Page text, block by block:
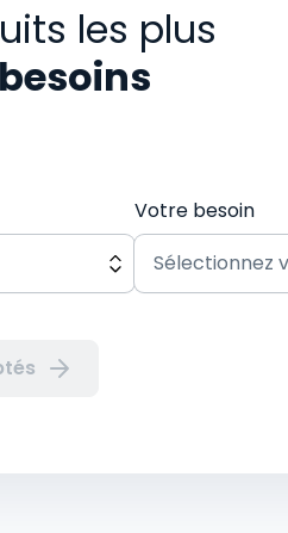
les plus
Votre besoin